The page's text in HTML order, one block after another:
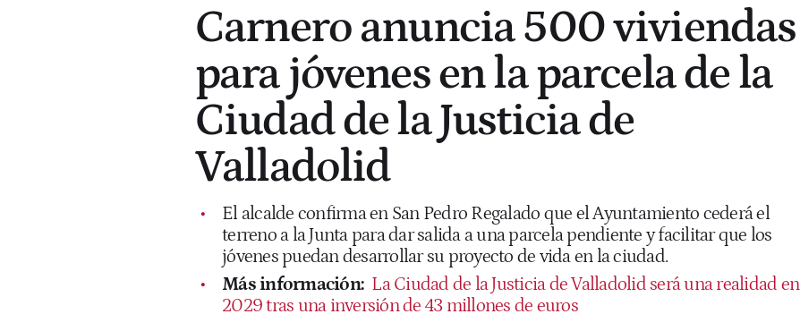
Carnero anuncia 500 viviendas
para jóvenes en la parcela de la
Ciudad de la Justicia de
Valladolid
El alcalde confirma en San Pedro Regalado que el Ayuntamiento cederá el
terreno a la Junta para dar salida a una parcela pendiente y facilitar que los
jóvenes puedan desarrollar su proyecto de vida en la ciudad.
Más información: La Ciudad de la Justicia de Valladolid será una realidad en
2029 tras una inversión de 43 millones de euros